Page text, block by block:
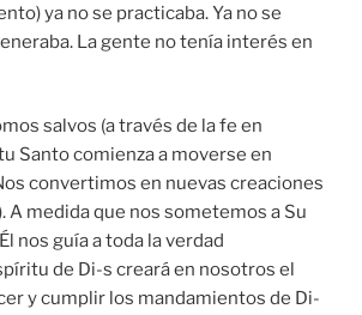
ya no se practicaba. Ya no se
La gente no tenía interés en
salvos (a través de la fe en
Santo comienza a moverse en
convertimos en nuevas creaciones
A medida que nos sometemos a Su
nos guía a toda la verdad
de Di-s creará en nosotros el
y cumplir los mandamientos de Di-